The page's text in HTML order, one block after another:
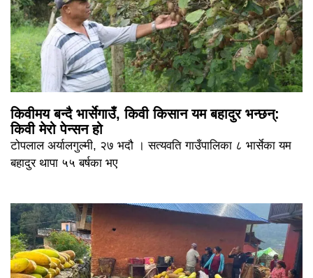
किवीमय बन्दै भार्सेगाउँ, किवी किसान यम बहादुर भन्छन्:
किवी मेरो पेन्सन हो
टोपलाल अर्यालगुल्मी, २७ भदौ । सत्यवति गाउँपालिका ८ भार्सेका यम
बहादुर थापा ५५ बर्षका भए